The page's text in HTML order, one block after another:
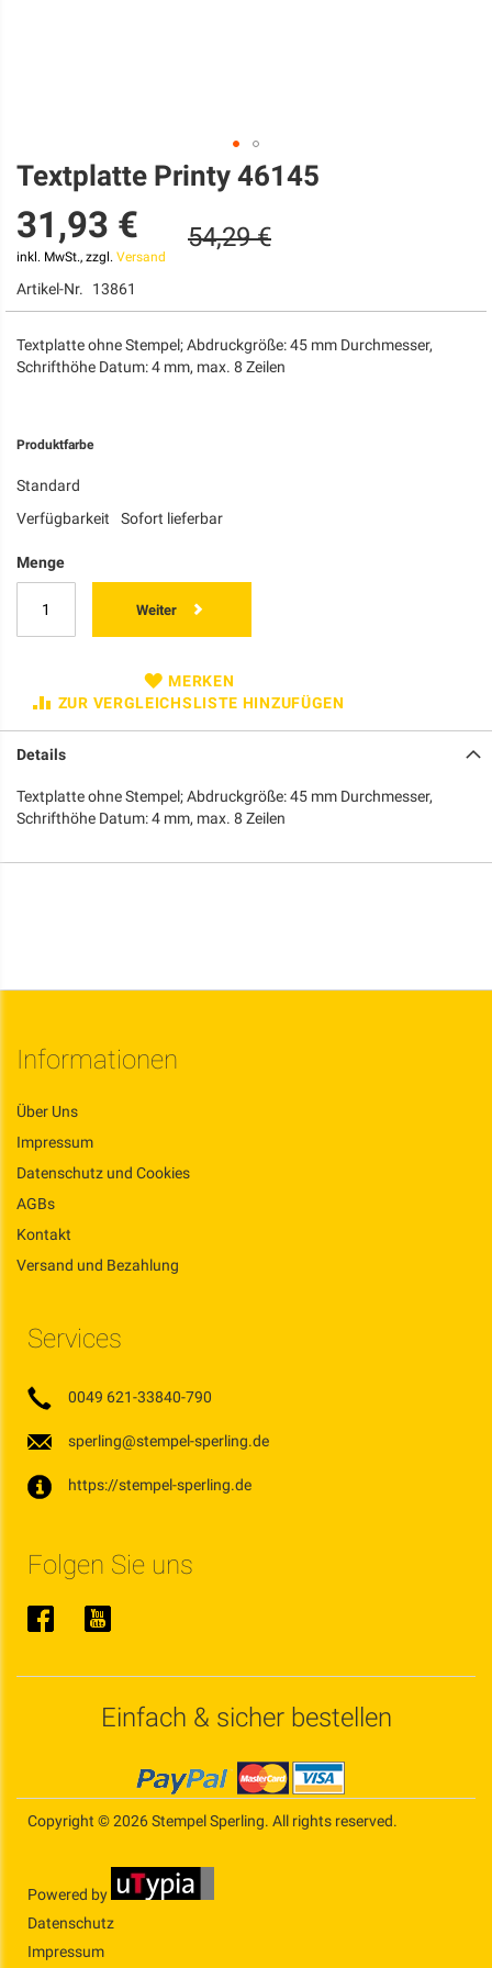
Zum
Anfang
der
Bildgalerie
springen
Textplatte Printy 46145
31,93 €
inkl. MwSt., zzgl. Versand
54,29 €
Artikel-Nr. 13861
Textplatte ohne Stempel; Abdruckgröße: 45 mm Durchmesser,
Schrifthöhe Datum: 4 mm, max. 8 Zeilen
Produktfarbe
Standard
Verfügbarkeit
Sofort lieferbar
Menge
Weiter
MERKEN
ZUR VERGLEICHSLISTE HINZUFÜGEN
Details
Textplatte ohne Stempel; Abdruckgröße: 45 mm Durchmesser,
Schrifthöhe Datum: 4 mm, max. 8 Zeilen
Informationen
Über Uns
Impressum
Datenschutz und Cookies
AGBs
Kontakt
Versand und Bezahlung
Services
0049 621-33840-790
sperling@stempel-sperling.de
https://stempel-sperling.de
Folgen Sie uns
Einfach & sicher bestellen
Copyright © 2026 Stempel Sperling. All rights reserved.
Powered by
Datenschutz
Impressum